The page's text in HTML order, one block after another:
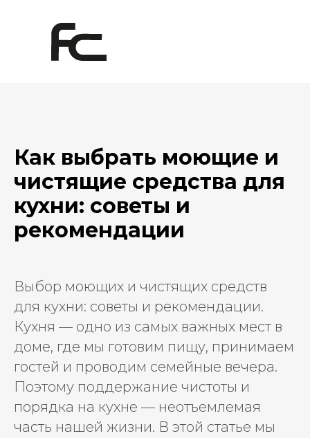
Как выбрать моющие и
чистящие средства для
кухни: советы и
рекомендации
Выбор моющих и чистящих средств
для кухни: советы и рекомендации.
Кухня — одно из самых важных мест в
доме, где мы готовим пищу, принимаем
гостей и проводим семейные вечера.
Поэтому поддержание чистоты и
порядка на кухне — неотъемлемая
часть нашей жизни. В этой статье мы